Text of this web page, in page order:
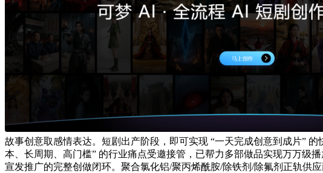
故事创意取感情表达。短剧出产阶段，即可实现 “一天完成创意到成片”
本、长周期、高门槛” 的行业痛点受邀接管，已帮力多部做品实现万万
宣发推广的完整创做闭环。聚合氯化铝/聚丙烯酰胺/除铁剂/除氟剂正轨供